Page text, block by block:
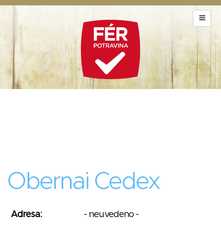
Obernai Cedex
Adresa:
- neuvedeno -